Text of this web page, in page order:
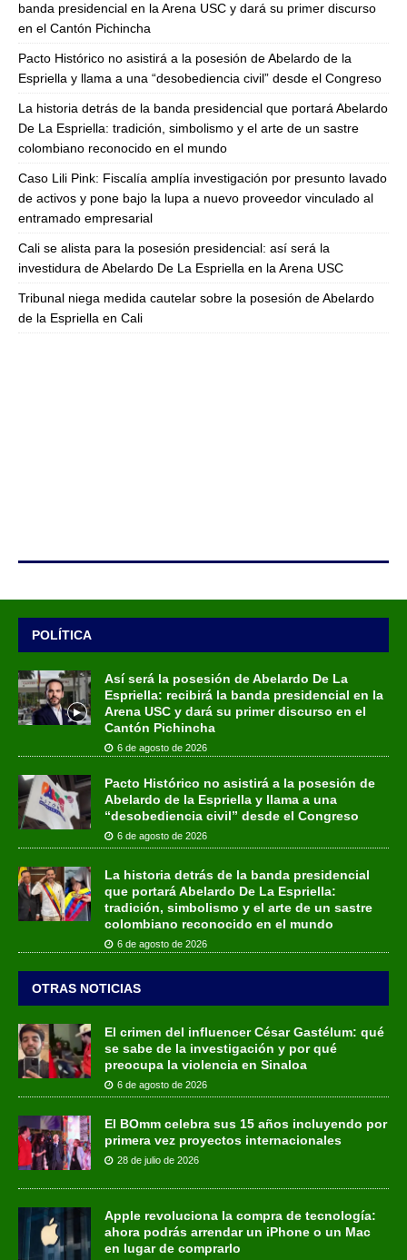
banda presidencial en la Arena USC y dará su primer discurso
en el Cantón Pichincha
Pacto Histórico no asistirá a la posesión de Abelardo de la
Espriella y llama a una “desobediencia civil” desde el Congreso
La historia detrás de la banda presidencial que portará Abelardo
De La Espriella: tradición, simbolismo y el arte de un sastre
colombiano reconocido en el mundo
Caso Lili Pink: Fiscalía amplía investigación por presunto lavado
de activos y pone bajo la lupa a nuevo proveedor vinculado al
entramado empresarial
Cali se alista para la posesión presidencial: así será la
investidura de Abelardo De La Espriella en la Arena USC
Tribunal niega medida cautelar sobre la posesión de Abelardo
de la Espriella en Cali
POLÍTICA
Así será la posesión de Abelardo De La
Espriella: recibirá la banda presidencial en la
Arena USC y dará su primer discurso en el
Cantón Pichincha
6 de agosto de 2026
Pacto Histórico no asistirá a la posesión de
Abelardo de la Espriella y llama a una
“desobediencia civil” desde el Congreso
6 de agosto de 2026
La historia detrás de la banda presidencial
que portará Abelardo De La Espriella:
tradición, simbolismo y el arte de un sastre
colombiano reconocido en el mundo
6 de agosto de 2026
OTRAS NOTICIAS
El crimen del influencer César Gastélum: qué
se sabe de la investigación y por qué
preocupa la violencia en Sinaloa
6 de agosto de 2026
El BOmm celebra sus 15 años incluyendo por
primera vez proyectos internacionales
28 de julio de 2026
Apple revoluciona la compra de tecnología:
ahora podrás arrendar un iPhone o un Mac
en lugar de comprarlo